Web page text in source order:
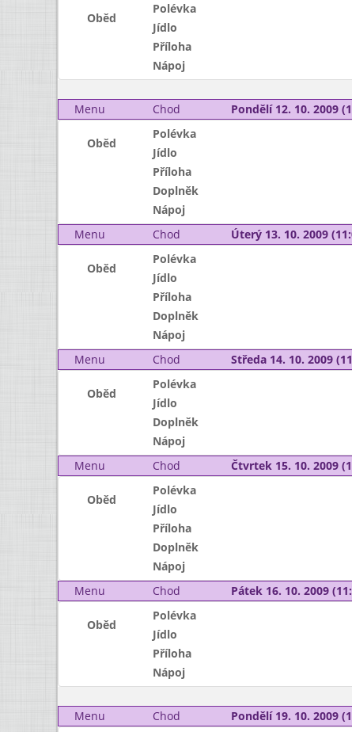
Oběd
Polévka
Jídlo
Příloha
Nápoj
Menu
Chod Pondělí 12. 10. 2009
Oběd
Polévka
Jídlo
Příloha
Doplněk
Nápoj
Menu
Chod Úterý 13. 10. 2009
Oběd
Polévka
Jídlo
Příloha
Doplněk
Nápoj
Menu
Chod Středa 14. 10. 2009
Oběd
Polévka
Jídlo
Doplněk
Nápoj
Menu
Chod Čtvrtek 15. 10. 2009
Oběd
Polévka
Jídlo
Příloha
Doplněk
Nápoj
Menu
Chod Pátek 16. 10. 2009
Oběd
Polévka
Jídlo
Příloha
Nápoj
Menu
Chod Pondělí 19. 10. 2009